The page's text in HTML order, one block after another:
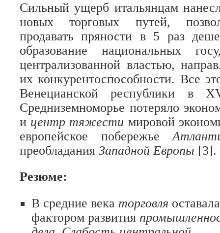
Сильный ущерб итальянцам
новых торговых путей,
продавать пряности в 5 раз
образование национальных
централизованной властью,
их конкурентоспособности. Все
Венецианской республики
Средниземноморье потеряло
и центр тяжести мировой
европейское побережье
преобладания Западной Европы [3].
Резюме:
В средние века торговля
фактором развития